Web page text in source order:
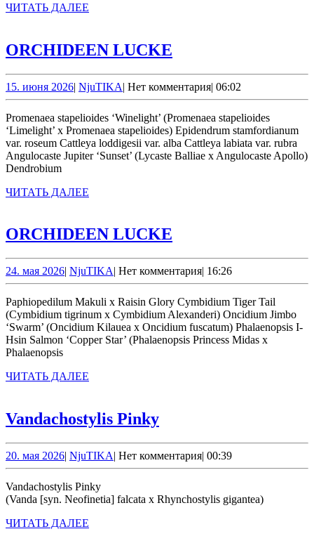
ЧИТАТЬ ДАЛЕЕ
ORCHIDEEN LUCKE
15. июня 202615.
июня
2026
| NjuTIKANjuTIKA
| Нет комментария| 06:02
Promenaea stapelioides ‘Winelight’ (Promenaea stapelioides
‘Limelight’ x Promenaea stapelioides) Epidendrum stamfordianum
var. roseum Cattleya loddigesii var. alba Cattleya labiata var. rubra
Angulocaste Jupiter ‘Sunset’ (Lycaste Balliae x Angulocaste Apollo)
Dendrobium
ЧИТАТЬ ДАЛЕЕ
ORCHIDEEN LUCKE
24. мая 202624.
мая
2026
| NjuTIKANjuTIKA
| Нет комментария| 16:26
Paphiopedilum Makuli х Raisin Glory Cymbidium Tiger Tail
(Cymbidium tigrinum x Cymbidium Alexanderi) Oncidium Jimbo
‘Swarm’ (Oncidium Kilauea x Oncidium fuscatum) Phalaenopsis I-
Hsin Salmon ‘Copper Star’ (Phalaenopsis Princess Midas x
Phalaenopsis
ЧИТАТЬ ДАЛЕЕ
Vandachostylis PinkyVandachostylis
20. мая 202620.
мая
2026
| NjuTIKANjuTIKA
| Нет комментария| 00:39
Vandachostylis Pinky
(Vanda [syn. Neofinetia] falcata x Rhynchostylis gigantea)
ЧИТАТЬ ДАЛЕЕ